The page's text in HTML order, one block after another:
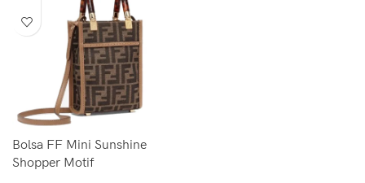
Bolsa FF Mini Sunshine
Shopper Motif